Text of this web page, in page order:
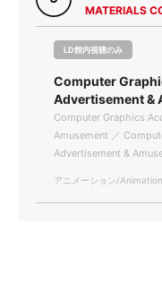
MATERIALS
LD館内視聴のみ
Computer
Advertisement &
Computer Graphics
Amusement ／
Advertisement &
アニメーション/Animation